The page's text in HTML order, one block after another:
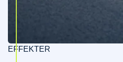
EFFEKTER